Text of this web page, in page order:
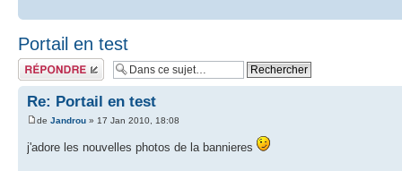
Portail en test
Écrire un
commentaire
Re: Portail en test
de Jandrou » 17 Jan 2010, 18:08
j'adore les nouvelles photos de la bannieres